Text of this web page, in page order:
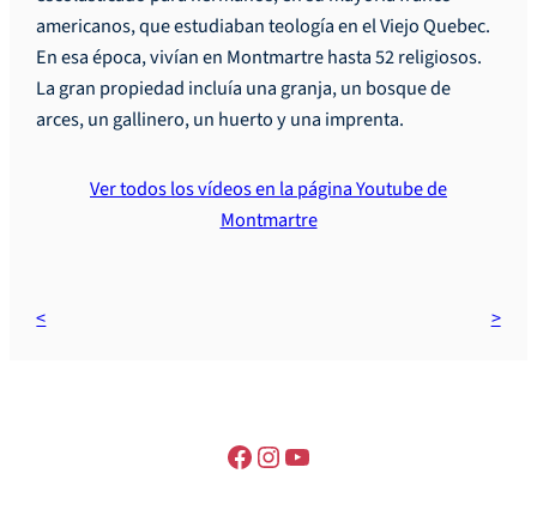
americanos, que estudiaban teología en el Viejo Quebec.
En esa época, vivían en Montmartre hasta 52 religiosos.
La gran propiedad incluía una granja, un bosque de
arces, un gallinero, un huerto y una imprenta.
Ver todos los vídeos en la página Youtube de
Montmartre